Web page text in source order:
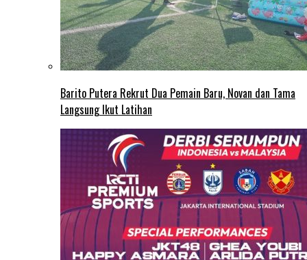
Barito Putera Rekrut Dua Pemain Baru, Novan dan Tama
Langsung Ikut Latihan